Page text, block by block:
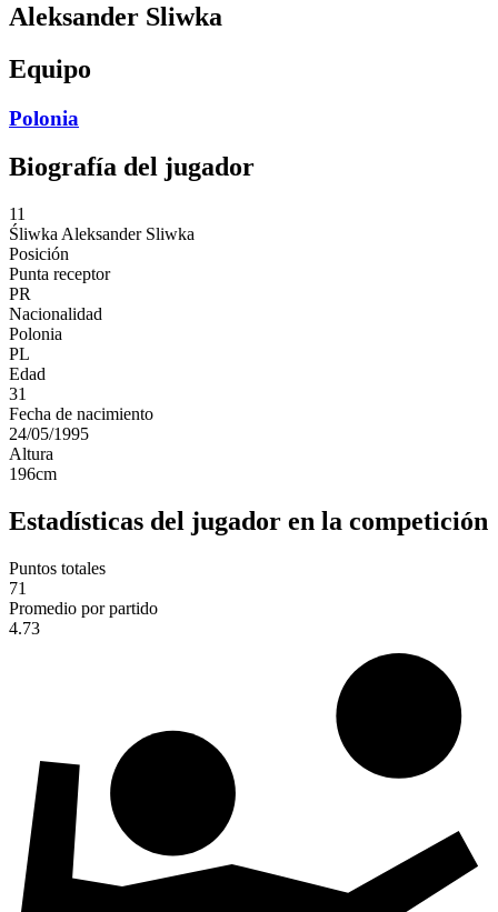
Aleksander Sliwka
Equipo
Polonia
Biografía del jugador
11
Śliwka Aleksander Sliwka
Posición
Punta receptor
PR
Nacionalidad
Polonia
PL
Edad
31
Fecha de nacimiento
24/05/1995
Altura
196cm
Estadísticas del jugador en la competición
Puntos totales
71
Promedio por partido
4.73